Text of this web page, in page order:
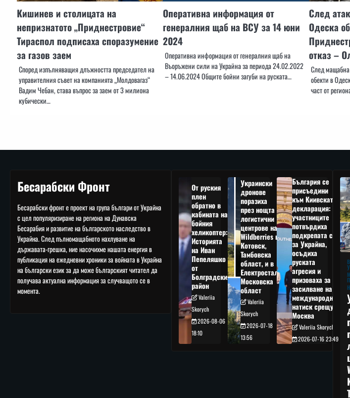
Кишинев и столицата на
непризнатото „Приднестровие“
Тираспол подписаха споразумение
за газов заем
Според изпълняващия длъжността председател на
управителния съвет на компанията „Молдовагаз“
Вадим Чебан, става въпрос за заем от 3 милиона
кубически…
Оперативна информация от
генералния щаб на ВСУ за 14 юни
2024
Оперативна информация от генералния щаб на
Въоръжени сили на Украйна за периода 24.02.2022
– 14.06.2024 Общите бойни загуби на руската…
След
Одеска
отказ –
След мащабна
обекти в
част от
Бесарабски Фронт
Бесарабски фронт е проект на група българи от Украйна
с цел популяризиране на региона на Дунавска
Бесарабия и развитие на българското наследство в
Украйна. След пълномащабното нахлуване на
държавата-грешка, ние насочихме нашата енергия в
публикация на ежедневни хроники за войната в Украйна
на български език за да може българският читател да
получава актуална информация за случващото се в
момента.
От руския
плен
обратно в
кабината на
бойния
хеликоптер:
Историята
на Иван
Пепеляшко
от
Болградския
район
Valeriia
Skorych
2026-08-06
18:10
Украински
дронове
поразиха
през нощта
логистични
центрове на
Wildberries в
Котовск,
Тамбовска
област, и в
Електростал,
Московска
област
Valeriia
Skorych
2026-07-18
13:56
България се
присъедини
към Киивската
декларация:
участниците
потвърдиха
подкрепата си
за Украйна,
осъдиха
руската
агресия и
призоваха за
засилване на
международния
натиск срещу
Москва
Valeriia Skorych
2026-07-16 23:49